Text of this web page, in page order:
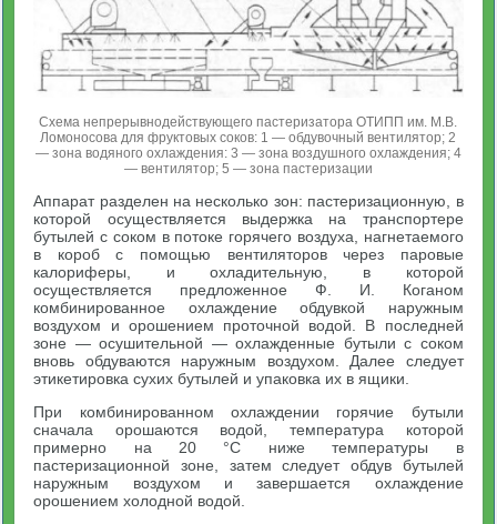
Схема непрерывнодействующего пастеризатора ОТИПП им. М.В.
Ломоносова для фруктовых соков: 1 — обдувочный вентилятор; 2
— зона водяного охлаждения: 3 — зона воздушного охлаждения; 4
— вентилятор; 5 — зона пастеризации
Аппарат разделен на несколько зон: пастеризационную, в
которой осуществляется выдержка на транспортере
бутылей с соком в потоке горячего воздуха, нагнетаемого
в короб с помощью вентиляторов через паровые
калориферы, и охладительную, в которой
осуществляется предложенное Ф. И. Коганом
комбинированное охлаждение обдувкой наружным
воздухом и орошением проточной водой. В последней
зоне — осушительной — охлажденные бутыли с соком
вновь обдуваются наружным воздухом. Далее следует
этикетировка сухих бутылей и упаковка их в ящики.
При комбинированном охлаждении горячие бутыли
сначала орошаются водой, температура которой
примерно на 20 °С ниже температуры в
пастеризационной зоне, затем следует обдув бутылей
наружным воздухом и завершается охлаждение
орошением холодной водой.